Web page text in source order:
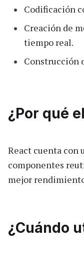
Codificación
Creación de
tiempo real.
Construcción
¿Por qué
React cuenta con
componentes
mejor
¿Cuándo